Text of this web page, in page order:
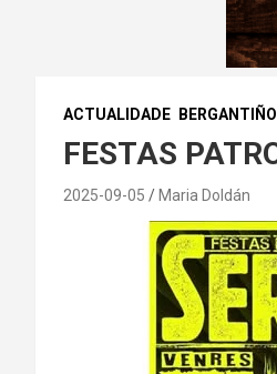
ACTUALIDADE
FESTAS
2025-09-05 Maria Doldán